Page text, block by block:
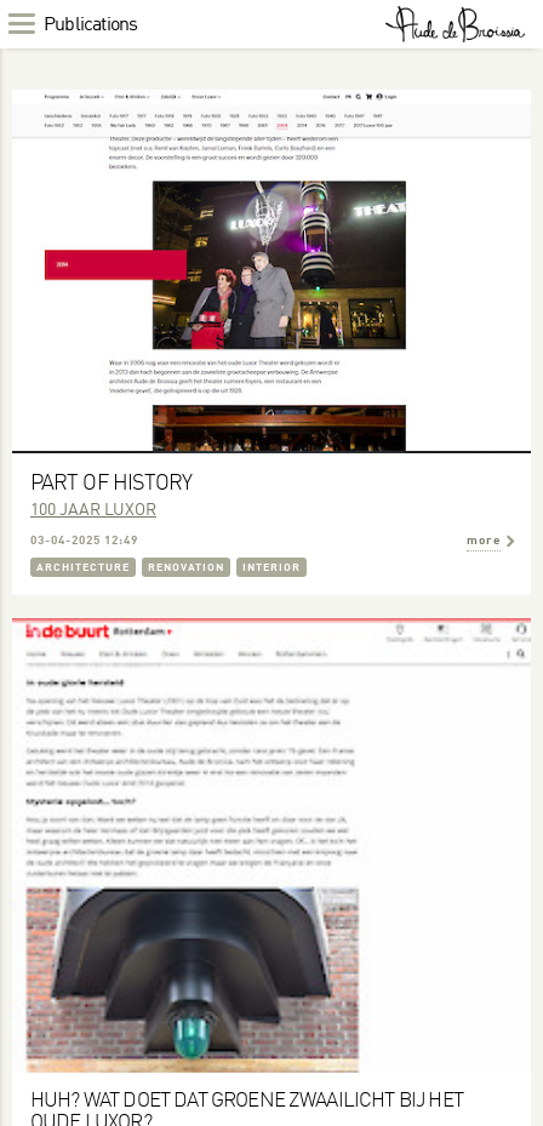
Publications
PART OF HISTORY
100 JAAR LUXOR
03-04-2025 12:49 more
ARCHITECTURE RENOVATION INTERIOR
HUH? WAT DOET DAT GROENE ZWAAILICHT BIJ HET